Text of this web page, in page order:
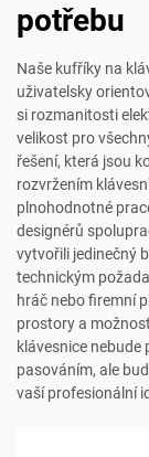
potřebu
Naše kufříky na
uživatelsky
si rozmanitosti
velikost pro
řešení, která jsou
rozvržením
plnohodnotné
designérů
vytvořili jedinečný
technickým
hráč nebo firemní
prostory a
klávesnice
pasováním, ale
vaší profesionální